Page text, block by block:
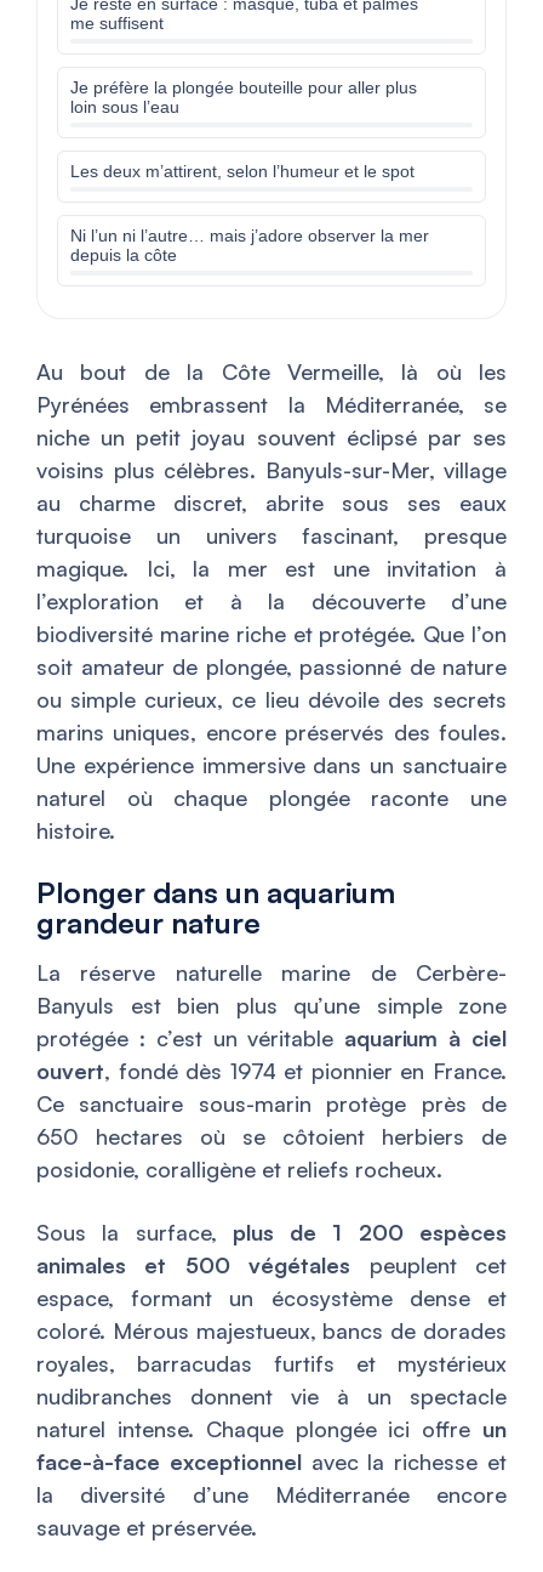
Je reste en surface : masque, tuba et palmes
me suffisent
Je préfère la plongée bouteille pour aller plus
loin sous l’eau
Les deux m’attirent, selon l’humeur et le spot
Ni l’un ni l’autre… mais j’adore observer la mer
depuis la côte
Au bout de la Côte Vermeille, là où les
Pyrénées embrassent la Méditerranée, se
niche un petit joyau souvent éclipsé par ses
voisins plus célèbres. Banyuls-sur-Mer, village
au charme discret, abrite sous ses eaux
turquoise un univers fascinant, presque
magique. Ici, la mer est une invitation à
l’exploration et à la découverte d’une
biodiversité marine riche et protégée. Que l’on
soit amateur de plongée, passionné de nature
ou simple curieux, ce lieu dévoile des secrets
marins uniques, encore préservés des foules.
Une expérience immersive dans un sanctuaire
naturel où chaque plongée raconte une
histoire.
Plonger dans un aquarium
grandeur nature
La réserve naturelle marine de Cerbère-
Banyuls est bien plus qu’une simple zone
protégée : c’est un véritable aquarium à ciel
ouvert, fondé dès 1974 et pionnier en France.
Ce sanctuaire sous-marin protège près de
650 hectares où se côtoient herbiers de
posidonie, coralligène et reliefs rocheux.
Sous la surface, plus de 1 200 espèces
animales et 500 végétales peuplent cet
espace, formant un écosystème dense et
coloré. Mérous majestueux, bancs de dorades
royales, barracudas furtifs et mystérieux
nudibranches donnent vie à un spectacle
naturel intense. Chaque plongée ici offre un
face-à-face exceptionnelavec la richesse et
la diversité d’une Méditerranée encore
sauvage et préservée.